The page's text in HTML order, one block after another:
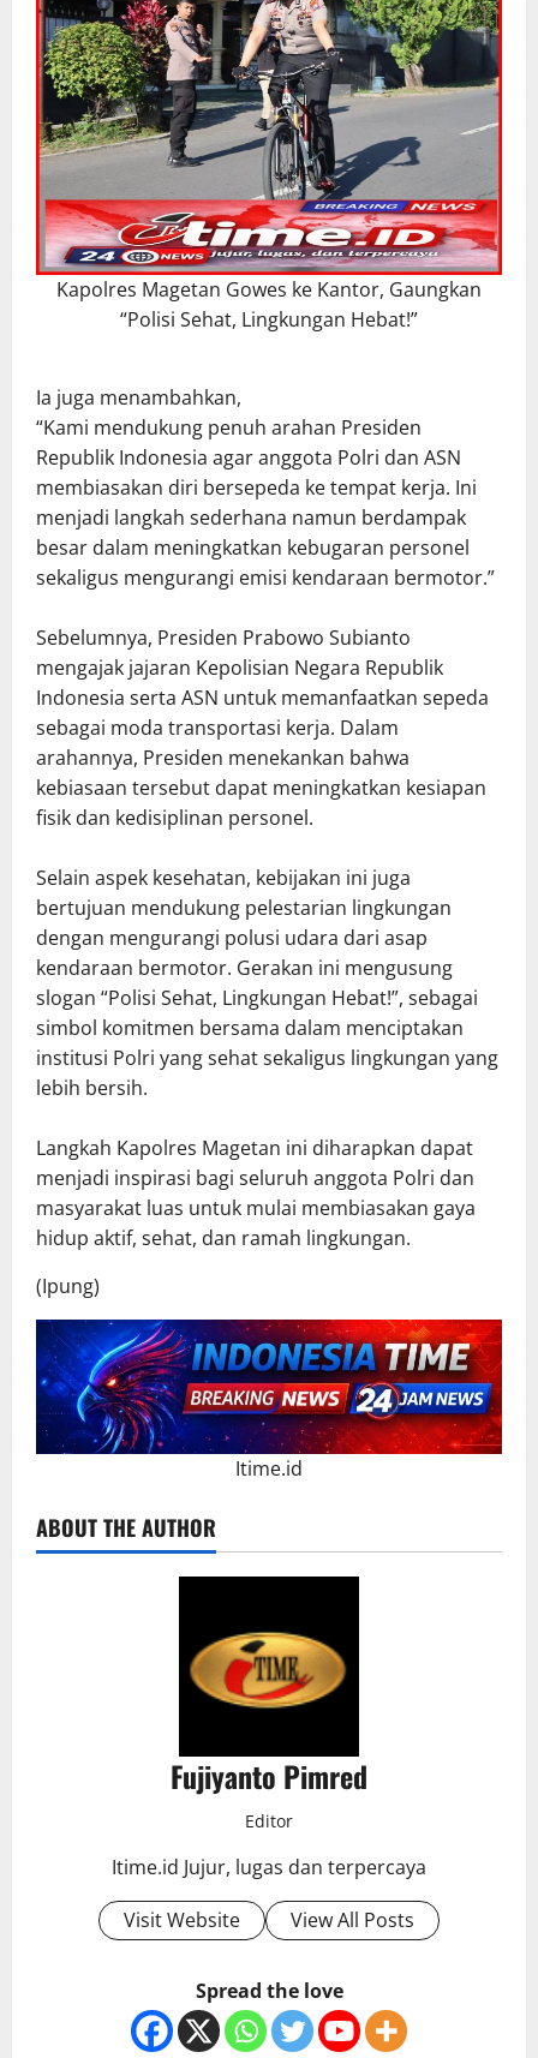
Kapolres Magetan Gowes ke Kantor, Gaungkan
“Polisi Sehat, Lingkungan Hebat!”
Ia juga menambahkan,
“Kami mendukung penuh arahan Presiden
Republik Indonesia agar anggota Polri dan ASN
membiasakan diri bersepeda ke tempat kerja. Ini
menjadi langkah sederhana namun berdampak
besar dalam meningkatkan kebugaran personel
sekaligus mengurangi emisi kendaraan bermotor.”
Sebelumnya, Presiden Prabowo Subianto
mengajak jajaran Kepolisian Negara Republik
Indonesia serta ASN untuk memanfaatkan sepeda
sebagai moda transportasi kerja. Dalam
arahannya, Presiden menekankan bahwa
kebiasaan tersebut dapat meningkatkan kesiapan
fisik dan kedisiplinan personel.
Selain aspek kesehatan, kebijakan ini juga
bertujuan mendukung pelestarian lingkungan
dengan mengurangi polusi udara dari asap
kendaraan bermotor. Gerakan ini mengusung
slogan “Polisi Sehat, Lingkungan Hebat!”, sebagai
simbol komitmen bersama dalam menciptakan
institusi Polri yang sehat sekaligus lingkungan yang
lebih bersih.
Langkah Kapolres Magetan ini diharapkan dapat
menjadi inspirasi bagi seluruh anggota Polri dan
masyarakat luas untuk mulai membiasakan gaya
hidup aktif, sehat, dan ramah lingkungan.
(Ipung)
Itime.id
ABOUT THE AUTHOR
Fujiyanto Pimred
Editor
Itime.id Jujur, lugas dan terpercaya
Visit Website
View All Posts
Spread the love